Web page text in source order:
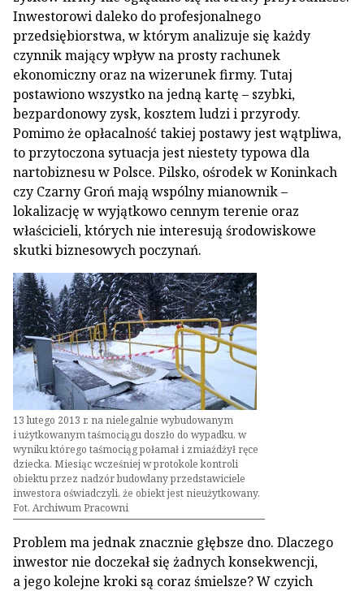
Inwestorowi daleko do profesjonalnego
przedsiębiorstwa, w którym analizuje się każdy
czynnik mający wpływ na prosty rachunek
ekonomiczny oraz na wizerunek firmy. Tutaj
postawiono wszystko na jedną kartę – szybki,
bezpardonowy zysk, kosztem ludzi i przyrody.
Pomimo że opłacalność takiej postawy jest wątpliwa,
to przytoczona sytuacja jest niestety typowa dla
nartobiznesu w Polsce. Pilsko, ośrodek w Koninkach
czy Czarny Groń mają wspólny mianownik –
lokalizację w wyjątkowo cennym terenie oraz
właścicieli, których nie interesują środowiskowe
skutki biznesowych poczynań.
13 lutego 2013 r. na nielegalnie wybudowanym
i użytkowanym taśmociągu doszło do wypadku, w
wyniku którego taśmociąg połamał i zmiażdżył ręce
dziecka. Miesiąc wcześniej w protokole kontroli
obiektu przez nadzór budowlany przedstawiciele
inwestora oświadczyli, że obiekt jest nieużytkowany.
Fot. Archiwum Pracowni
Problem ma jednak znacznie głębsze dno. Dlaczego
inwestor nie doczekał się żadnych konsekwencji,
a jego kolejne kroki są coraz śmielsze? W czyich